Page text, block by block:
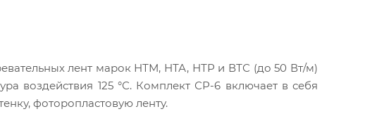
лент марок НТМ, НТА, НТР и ВТС (до 50 Вт/м)
воздействия 125 °С. Комплект СР-6 включает в себя
фоторопластовую ленту.